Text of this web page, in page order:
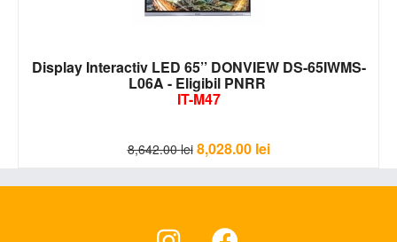
Display Interactiv LED 65’’ DONVIEW DS-65IWMS-
L06A - Eligibil PNRR
IT-M47
8,642.00 lei 8,028.00 lei